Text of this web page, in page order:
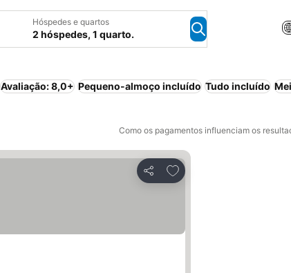
Hóspedes e quartos
2 hóspedes, 1 quarto.
Avaliação: 8,0+ Pequeno-almoço incluído Tudo incluído
Como os pagamentos influenciam os
Partilhar
Adicionar aos favoritos